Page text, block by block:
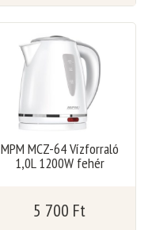
MPM MCZ-64 Vízforraló
1,0L 1200W fehér
5 700 Ft